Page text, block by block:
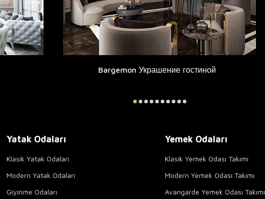
Bargemon Украшение гостиной
Yatak Odaları
Klasik Yatak Odaları
Modern Yatak Odaları
Giyinme Odaları
Yemek Odaları
Klasik Yemek Odası Takımı
Modern Yemek Odası Takımı
Avangarde Yemek Odası Takımı